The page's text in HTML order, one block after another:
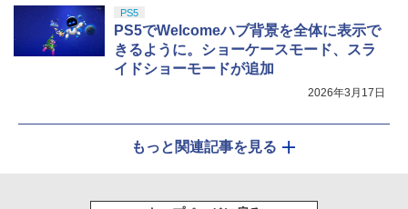
PS5
PS5でWelcomeハブ背景を全体に表示で
きるように。ショーケースモード、スラ
イドショーモードが追加
2026年3月17日
もっと関連記事を見る